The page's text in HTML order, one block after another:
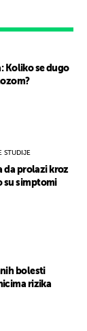
Koliko se dugo
STUDIJE
da prolazi kroz
su simptomi
bolesti
rizika